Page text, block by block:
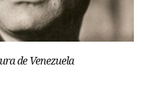
de Venezuela